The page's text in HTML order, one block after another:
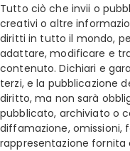
Tutto ciò che invii o
creativi o altre
diritti in tutto il mondo,
adattare, modificare e
contenuto. Dichiari e
terzi, e la pubblicazione
diritto, ma non sarà
pubblicato, archiviato o
diffamazione, omissioni,
rappresentazione